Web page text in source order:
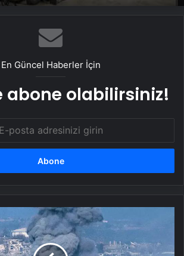
En Güncel Haberler İçin
abone olabilirsiniz!